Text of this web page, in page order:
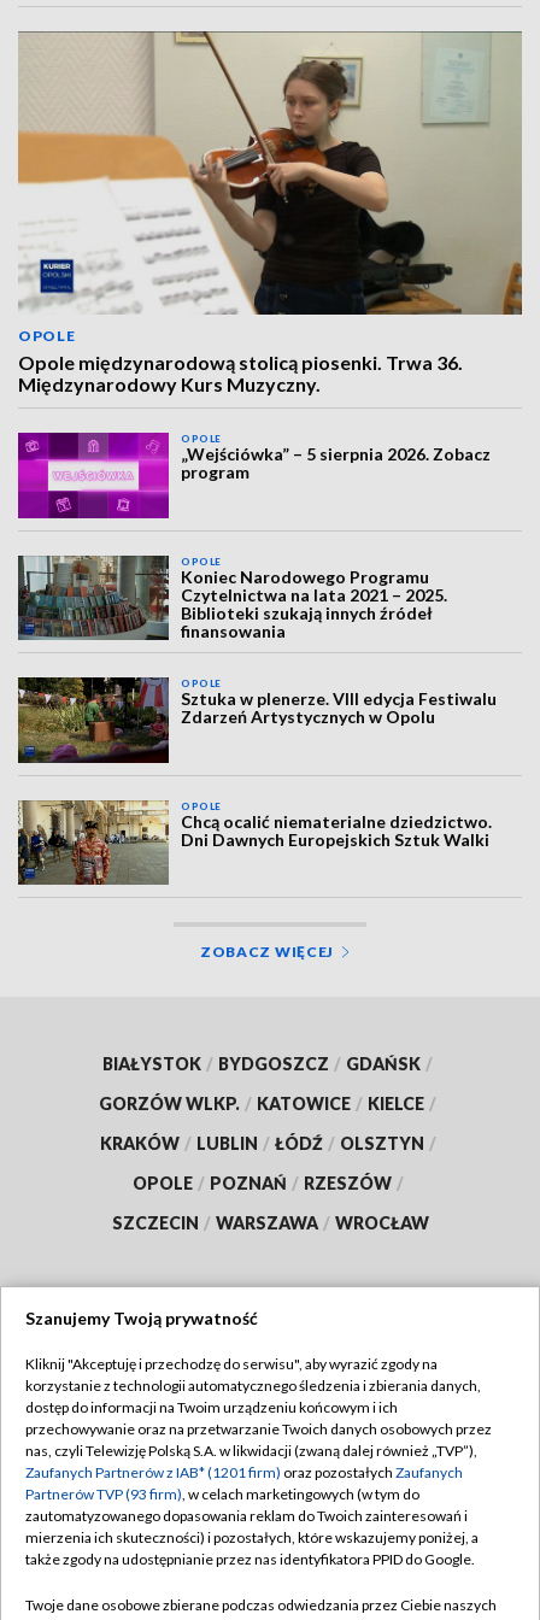
OPOLE
Opole międzynarodową stolicą piosenki. Trwa 36.
Międzynarodowy Kurs Muzyczny.
OPOLE
„Wejściówka” – 5 sierpnia 2026. Zobacz
program
OPOLE
Koniec Narodowego Programu
Czytelnictwa na lata 2021 – 2025.
Biblioteki szukają innych źródeł
finansowania
OPOLE
Sztuka w plenerze. VIII edycja Festiwalu
Zdarzeń Artystycznych w Opolu
OPOLE
Chcą ocalić niematerialne dziedzictwo.
Dni Dawnych Europejskich Sztuk Walki
ZOBACZ WIĘCEJ
BIAŁYSTOK / BYDGOSZCZ / GDAŃSK /
GORZÓW WLKP. / KATOWICE / KIELCE /
KRAKÓW / LUBLIN / ŁÓDŹ / OLSZTYN /
OPOLE / POZNAŃ / RZESZÓW /
SZCZECIN / WARSZAWA / WROCŁAW
TVP
Abonament TVP
Emisja w TVP
Centrum informacji TVP
Naziemna Telewizja Cyfrowa
Regulamin TVP
Polityka prywatności
Moje zgody
Pomoc
Szanujemy Twoją prywatność
Kliknij "Akceptuję i przechodzę do serwisu", aby wyrazić zgody na
korzystanie z technologii automatycznego śledzenia i zbierania danych,
dostęp do informacji na Twoim urządzeniu końcowym i ich
przechowywanie oraz na przetwarzanie Twoich danych osobowych przez
nas, czyli Telewizję Polską S.A. w likwidacji (zwaną dalej również „TVP”),
Zaufanych Partnerów z IAB* (1201 firm) oraz pozostałych Zaufanych
Partnerów TVP (93 firm), w celach marketingowych (w tym do
zautomatyzowanego dopasowania reklam do Twoich zainteresowań i
mierzenia ich skuteczności) i pozostałych, które wskazujemy poniżej, a
także zgody na udostępnianie przez nas identyfikatora PPID do Google.
Twoje dane osobowe zbierane podczas odwiedzania przez Ciebie naszych